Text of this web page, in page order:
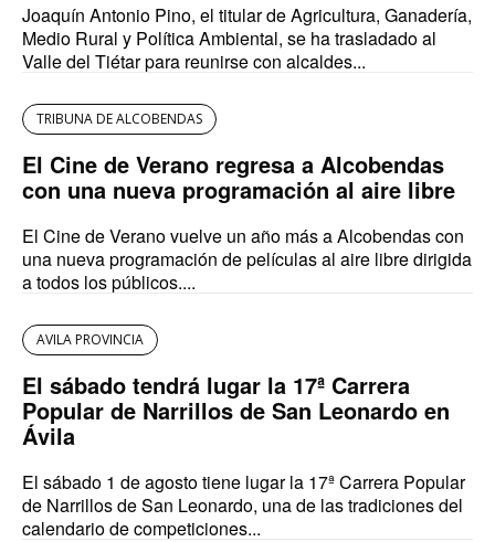
Joaquín Antonio Pino, el titular de Agricultura, Ganadería,
Medio Rural y Política Ambiental, se ha trasladado al
Valle del Tiétar para reunirse con alcaldes...
TRIBUNA DE ALCOBENDAS
El Cine de Verano regresa a Alcobendas
con una nueva programación al aire libre
El Cine de Verano vuelve un año más a Alcobendas con
una nueva programación de películas al aire libre dirigida
a todos los públicos....
AVILA PROVINCIA
El sábado tendrá lugar la 17ª Carrera
Popular de Narrillos de San Leonardo en
Ávila
El sábado 1 de agosto tiene lugar la 17ª Carrera Popular
de Narrillos de San Leonardo, una de las tradiciones del
calendario de competiciones...